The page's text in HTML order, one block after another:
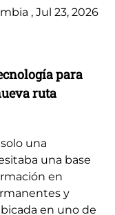
, Jul 23, 2026
para
ruta
una
una base
en
y
en uno de